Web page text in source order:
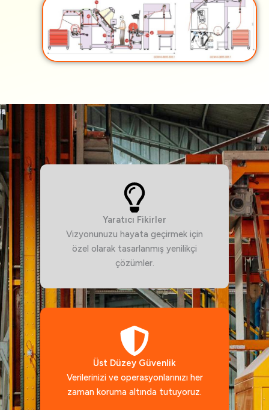
Yaratıcı Fikirler
Vizyonunuzu hayata geçirmek için
özel olarak tasarlanmış yenilikçi
çözümler.
Üst Düzey Güvenlik
Verilerinizi ve operasyonlarınızı her
zaman koruma altında tutuyoruz.